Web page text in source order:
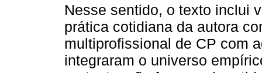
Nesse sentido, o texto inclui
prática cotidiana da autora
multiprofissional de CP com
integraram o universo